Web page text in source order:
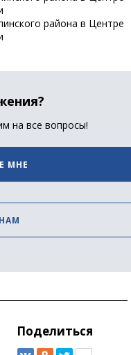
на все вопросы!
МНЕ
Поделиться